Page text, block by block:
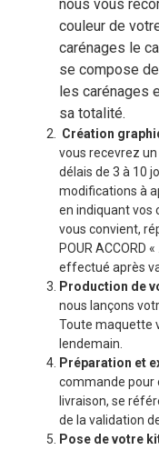
nous vous
couleur de
carénages le
se compose
les carénages
sa totalité.
Création
vous recevrez
délais de 3 à 10
modifications à
en indiquant vos
vous convient,
POUR ACCORD
effectué après
Production de
nous lançons
Toute maquette
lendemain.
Préparation et
commande pour
livraison, se
de la validation
Pose de votre